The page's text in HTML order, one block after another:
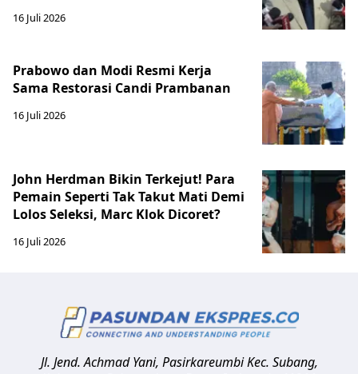
16 Juli 2026
Prabowo dan Modi Resmi Kerja
Sama Restorasi Candi Prambanan
16 Juli 2026
John Herdman Bikin Terkejut! Para
Pemain Seperti Tak Takut Mati Demi
Lolos Seleksi, Marc Klok Dicoret?
16 Juli 2026
Jl. Jend. Achmad Yani, Pasirkareumbi Kec. Subang,